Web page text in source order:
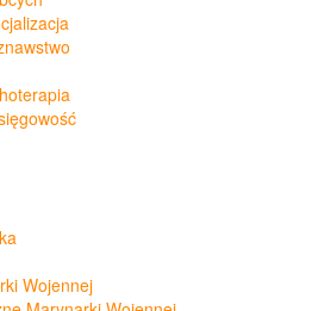
Wojennej